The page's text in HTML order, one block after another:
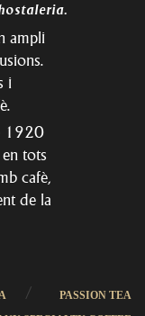
ampli
i
1920
en tots
cafè,
de la
/ PASSION TEA